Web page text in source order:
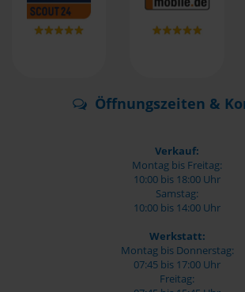
Öffnungszeiten &
Verkauf:
Montag bis Freitag:
10:00 bis 18:00 Uhr
Samstag:
10:00 bis 14:00 Uhr
Werkstatt:
Montag bis Donnerstag:
07:45 bis 17:00 Uhr
Freitag: